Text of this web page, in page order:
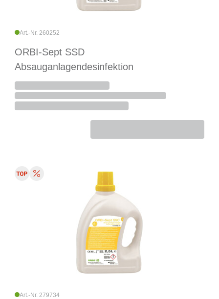
Art.-Nr. 260252
ORBI-Sept SSD
Absauganlagendesinfektion
Art.-Nr. 279734